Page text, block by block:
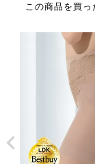
この商品を買